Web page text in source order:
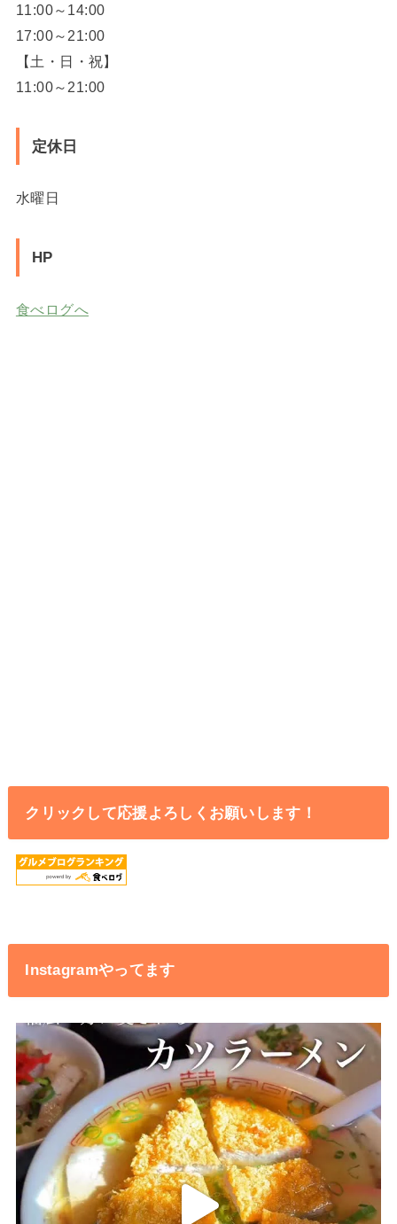
11:00～14:00
17:00～21:00
【土・日・祝】
11:00～21:00
定休日
水曜日
HP
食べログへ
クリックして応援よろしくお願いします！
Instagramやってます